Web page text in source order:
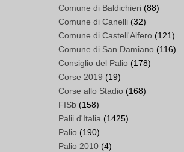
Comune di Baldichieri (88)
Comune di Canelli (32)
Comune di Castell'Alfero (121)
Comune di San Damiano (116)
Consiglio del Palio (178)
Corse 2019 (19)
Corse allo Stadio (168)
FISb (158)
Palii d'Italia (1425)
Palio (190)
Palio 2010 (4)